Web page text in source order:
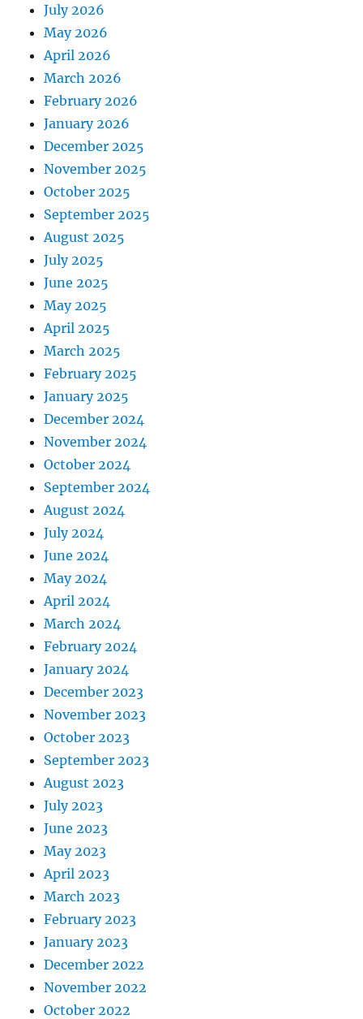
July 2026
May 2026
April 2026
March 2026
February 2026
January 2026
December 2025
November 2025
October 2025
September 2025
August 2025
July 2025
June 2025
May 2025
April 2025
March 2025
February 2025
January 2025
December 2024
November 2024
October 2024
September 2024
August 2024
July 2024
June 2024
May 2024
April 2024
March 2024
February 2024
January 2024
December 2023
November 2023
October 2023
September 2023
August 2023
July 2023
June 2023
May 2023
April 2023
March 2023
February 2023
January 2023
December 2022
November 2022
October 2022